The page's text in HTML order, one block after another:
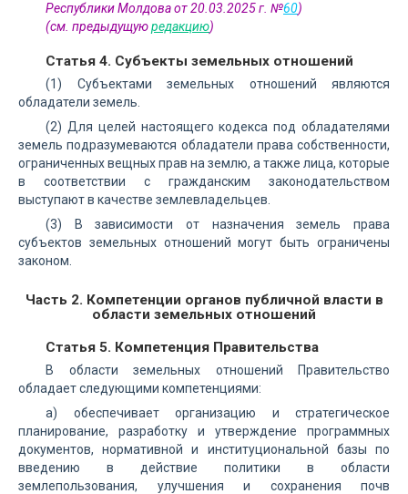
Республики Молдова от 20.03.2025 г. №60)
(см. предыдущуюредакцию)
Статья 4. Субъекты земельных отношений
(1) Субъектами земельных отношений являются
обладатели земель.
(2) Для целей настоящего кодекса под обладателями
земель подразумеваются обладатели права собственности,
ограниченных вещных прав на землю, а также лица, которые
в соответствии с гражданским законодательством
выступают в качестве землевладельцев.
(3) В зависимости от назначения земель права
субъектов земельных отношений могут быть ограничены
законом.
Часть 2. Компетенции органов публичной власти в
области земельных отношений
Статья 5. Компетенция Правительства
В области земельных отношений Правительство
обладает следующими компетенциями:
а) обеспечивает организацию и стратегическое
планирование, разработку и утверждение программных
документов, нормативной и институциональной базы по
введению в действие политики в области
землепользования, улучшения и сохранения почв